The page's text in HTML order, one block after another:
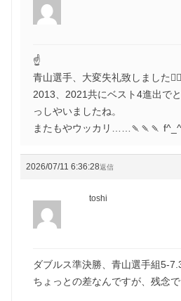
☝️
青山選手、大変失礼致しました🙇‍♀️
2013、2021共にベスト4進出で
っしやいましたね。
またもやウッカリ……🍡🍡🍡
2026/07/11 6:36:28返信
toshi
ダブルス準決勝、青山選手組5-
ちょっとの差なんですが、残念